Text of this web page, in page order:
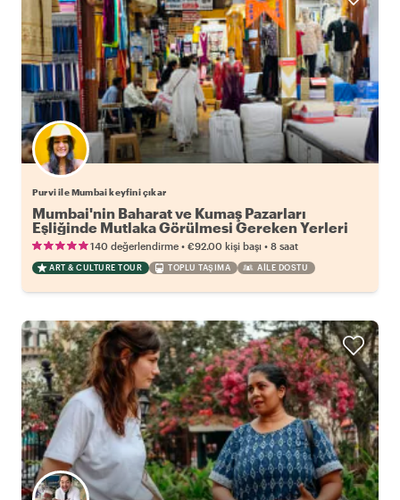
Purvi ile Mumbai keyfini çıkar
Mumbai'nin Baharat ve Kumaş Pazarları
Eşliğinde Mutlaka Görülmesi Gereken Yerleri
140 değerlendirme • €92.00 kişi başı • 8 saat
ART & CULTURE TOUR TOPLU TAŞIMA AILE DOSTU